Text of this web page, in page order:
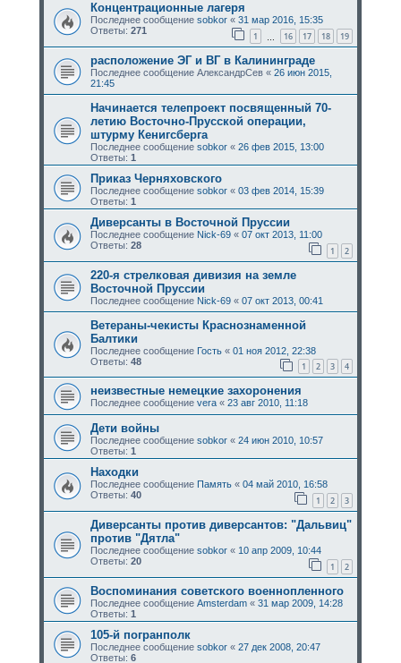
Концентрационные лагеря
Последнее сообщение sobkor« 31 мар 2016, 15:35
Ответы: 271 1 16 17 18 19
расположение ЭГ и ВГ в Калининграде
Последнее сообщение АлександрСев« 26 июн 2015,
21:45
Начинается телепроект посвященный 70-
летию Восточно-Прусской операции,
штурму Кенигсберга
Последнее сообщение sobkor« 26 фев 2015, 13:00
Ответы: 1
Приказ Черняховского
Последнее сообщение sobkor« 03 фев 2014, 15:39
Ответы: 1
Диверсанты в Восточной Пруссии
Последнее сообщение Nick-69« 07 окт 2013, 11:00
Ответы: 28 1 2
220-я стрелковая дивизия на земле
Восточной Пруссии
Последнее сообщение Nick-69« 07 окт 2013, 00:41
Ветераны-чекисты Краснознаменной
Балтики
Последнее сообщение Гость« 01 ноя 2012, 22:38
Ответы: 48 1 2 3 4
неизвестные немецкие захоронения
Последнее сообщение vera« 23 авг 2010, 11:18
Дети войны
Последнее сообщение sobkor« 24 июн 2010, 10:57
Ответы: 1
Находки
Последнее сообщение Память« 04 май 2010, 16:58
Ответы: 40 1 2 3
Диверсанты против диверсантов: "Дальвиц"
против "Дятла"
Последнее сообщение sobkor« 10 апр 2009, 10:44
Ответы: 20 1 2
Воспоминания советского военнопленного
Последнее сообщение Amsterdam« 31 мар 2009, 14:28
Ответы: 1
105-й погранполк
Последнее сообщение sobkor« 27 дек 2008, 20:47
Ответы: 6